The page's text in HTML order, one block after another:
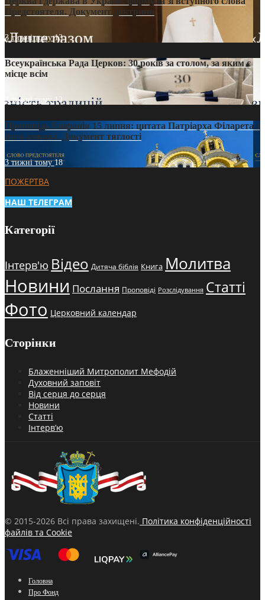
Предстоятеля. Документ доктрини
3 тижні тому13
Всеукраїнська Рада Церков: 30 років за столом, за яким є
місце всім
3 тижні тому12
Проповідь Епіфанія 15 липня: цитата Патріарха Філарета з
його амвона. Документ тяглості
3 тижні тому18
ПОЖЕРТВА
НАШ ТЕЛЕГРАМ
Категорії
Інтерв'ю Відео Дитяча біблія Книга Молитва
Новини Послання Проповіді Розслідування Статті
Фото Церковний календар
Сторінки
Блаженніший Митрополит Мефодій
Духовний заповіт
Від серця до серця
Новини
Статті
Інтерв’ю
© 2015-2026 Всі права захищені. Політика конфіденційності
файлів та Cookie
Головна
Про Фонд